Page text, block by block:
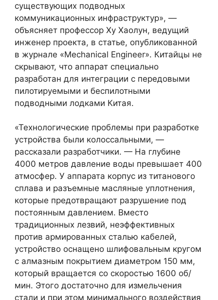
существующих подводных
коммуникационных инфраструктур», —
объясняет профессор Ху Хаолун, ведущий
инженер проекта, в статье, опубликованной
в журнале «Mechanical Engineer». Китайцы не
скрывают, что аппарат специально
разработан для интеграции с передовыми
пилотируемыми и беспилотными
подводными лодками Китая.
«Технологические проблемы при разработке
устройства были колоссальными, —
рассказали разработчики. — На глубине
4000 метров давление воды превышает 400
атмосфер. У аппарата корпус из титанового
сплава и разъемные масляные уплотнения,
которые предотвращают разрушение под
постоянным давлением. Вместо
традиционных лезвий, неэффективных
против армированных сталью кабелей,
устройство оснащено шлифовальным кругом
с алмазным покрытием диаметром 150 мм,
который вращается со скоростью 1600 об/
мин. Этого достаточно для измельчения
стали и при этом минимального воздействия